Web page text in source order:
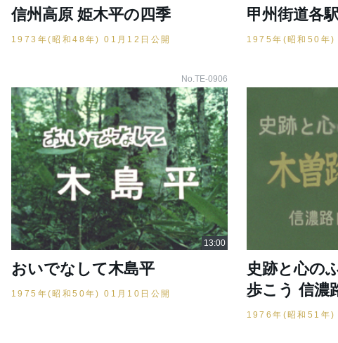
信州高原 姫木平の四季
1973年(昭和48年) 01月12日公開
甲州街道各
1975年(昭和50年)
No.TE-0906
おいでなして木島平
1975年(昭和50年) 01月10日公開
史跡と心の
歩こう 信濃
1976年(昭和51年)